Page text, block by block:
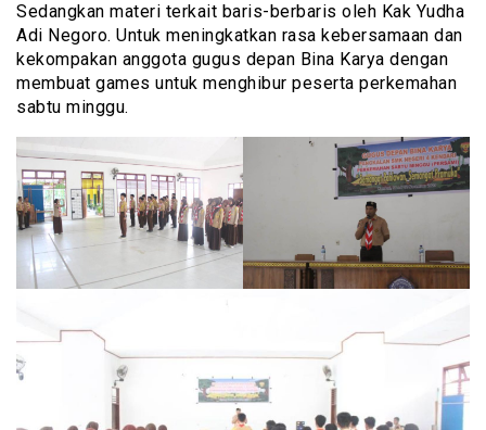
Sedangkan materi terkait baris-berbaris oleh Kak Yudha
Adi Negoro. Untuk meningkatkan rasa kebersamaan dan
kekompakan anggota gugus depan Bina Karya dengan
membuat games untuk menghibur peserta perkemahan
sabtu minggu.